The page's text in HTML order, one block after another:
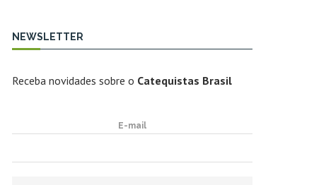
NEWSLETTER
Receba novidades sobre o Catequistas Brasil
E-mail